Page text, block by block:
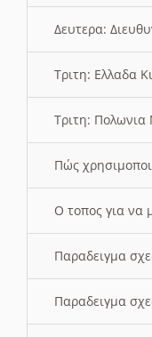
Δευτερα:
Τριτη: Ελλαδα
Τριτη: Πολωνια
Πώς
O τοπος για
Παραδειγμα
Παραδειγμα